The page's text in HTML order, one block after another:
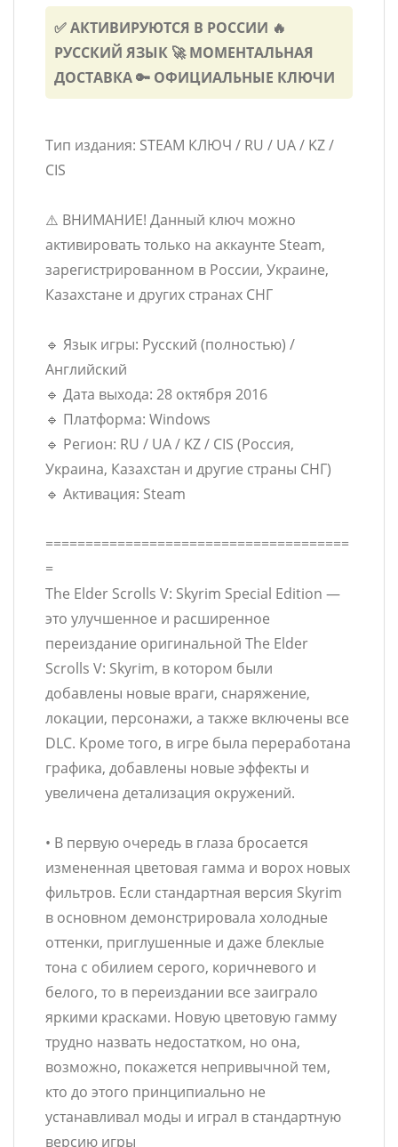
✅ АКТИВИРУЮТСЯ В РОССИИ 🔥
РУССКИЙ ЯЗЫК 🚀 МОМЕНТАЛЬНАЯ
ДОСТАВКА 🔑 ОФИЦИАЛЬНЫЕ КЛЮЧИ
Тип издания: STEAM КЛЮЧ / RU / UA / KZ /
CIS
⚠️ ВНИМАНИЕ! Данный ключ можно
активировать только на аккаунте Steam,
зарегистрированном в России, Украине,
Казахстане и других странах СНГ
🔹 Язык игры: Русский (полностью) /
Английский
🔹 Дата выхода: 28 октября 2016
🔹 Платформа: Windows
🔹 Регион: RU / UA / KZ / CIS (Россия,
Украина, Казахстан и другие страны СНГ)
🔹 Активация: Steam
======================================
=
The Elder Scrolls V: Skyrim Special Edition —
это улучшенное и расширенное
переиздание оригинальной The Elder
Scrolls V: Skyrim, в котором были
добавлены новые враги, снаряжение,
локации, персонажи, а также включены все
DLC. Кроме того, в игре была переработана
графика, добавлены новые эффекты и
увеличена детализация окружений.
• В первую очередь в глаза бросается
измененная цветовая гамма и ворох новых
фильтров. Если стандартная версия Skyrim
в основном демонстрировала холодные
оттенки, приглушенные и даже блеклые
тона с обилием серого, коричневого и
белого, то в переиздании все заиграло
яркими красками. Новую цветовую гамму
трудно назвать недостатком, но она,
возможно, покажется непривычной тем,
кто до этого принципиально не
устанавливал моды и играл в стандартную
версию игры